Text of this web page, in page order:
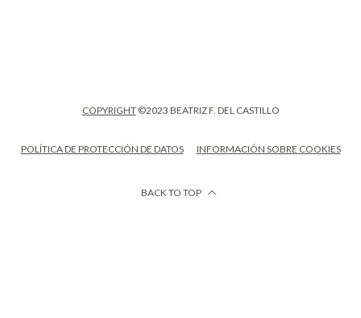
COPYRIGHT©2023 BEATRIZ F. DEL CASTILLO
POLÍTICA DE PROTECCIÓN DE DATOS INFORMACIÓN SOBRE COOKIES
BACK TO TOP